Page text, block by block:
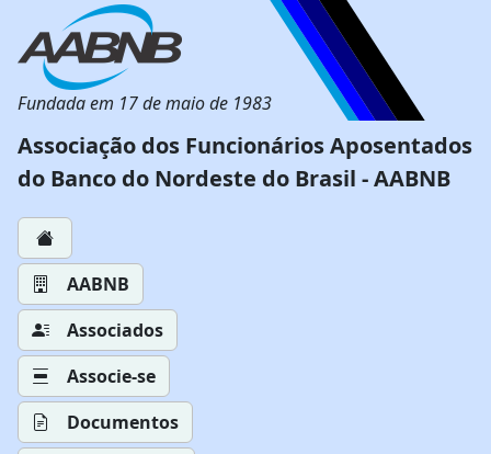
Fundada em 17 de maio de 1983
Associação dos Funcionários Aposentados
do Banco do Nordeste do Brasil - AABNB
AABNB
Associados
Associe-se
Documentos